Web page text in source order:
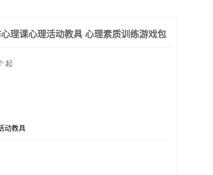
理课心理活动教具 心理素质训练游戏包
起
动教具